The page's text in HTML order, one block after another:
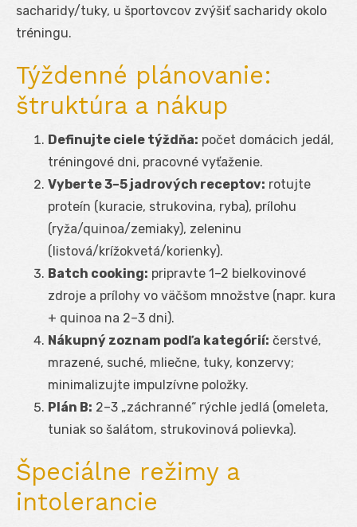
sacharidy/tuky, u športovcov zvýšiť sacharidy okolo
tréningu.
Týždenné plánovanie:
štruktúra a nákup
Definujte ciele týždňa: počet domácich jedál,
tréningové dni, pracovné vyťaženie.
Vyberte 3–5 jadrových receptov: rotujte
proteín (kuracie, strukovina, ryba), prílohu
(ryža/quinoa/zemiaky), zeleninu
(listová/krížokvetá/korienky).
Batch cooking: pripravte 1–2 bielkovinové
zdroje a prílohy vo väčšom množstve (napr. kura
+ quinoa na 2–3 dni).
Nákupný zoznam podľa kategórií: čerstvé,
mrazené, suché, mliečne, tuky, konzervy;
minimalizujte impulzívne položky.
Plán B: 2–3 „záchranné“ rýchle jedlá (omeleta,
tuniak so šalátom, strukovinová polievka).
Špeciálne režimy a
intolerancie